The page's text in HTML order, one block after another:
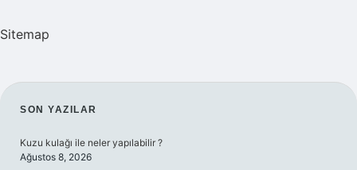
Sitemap
SIDEBAR
SON YAZILAR
Kuzu kulağı ile neler yapılabilir ?
Ağustos 8, 2026